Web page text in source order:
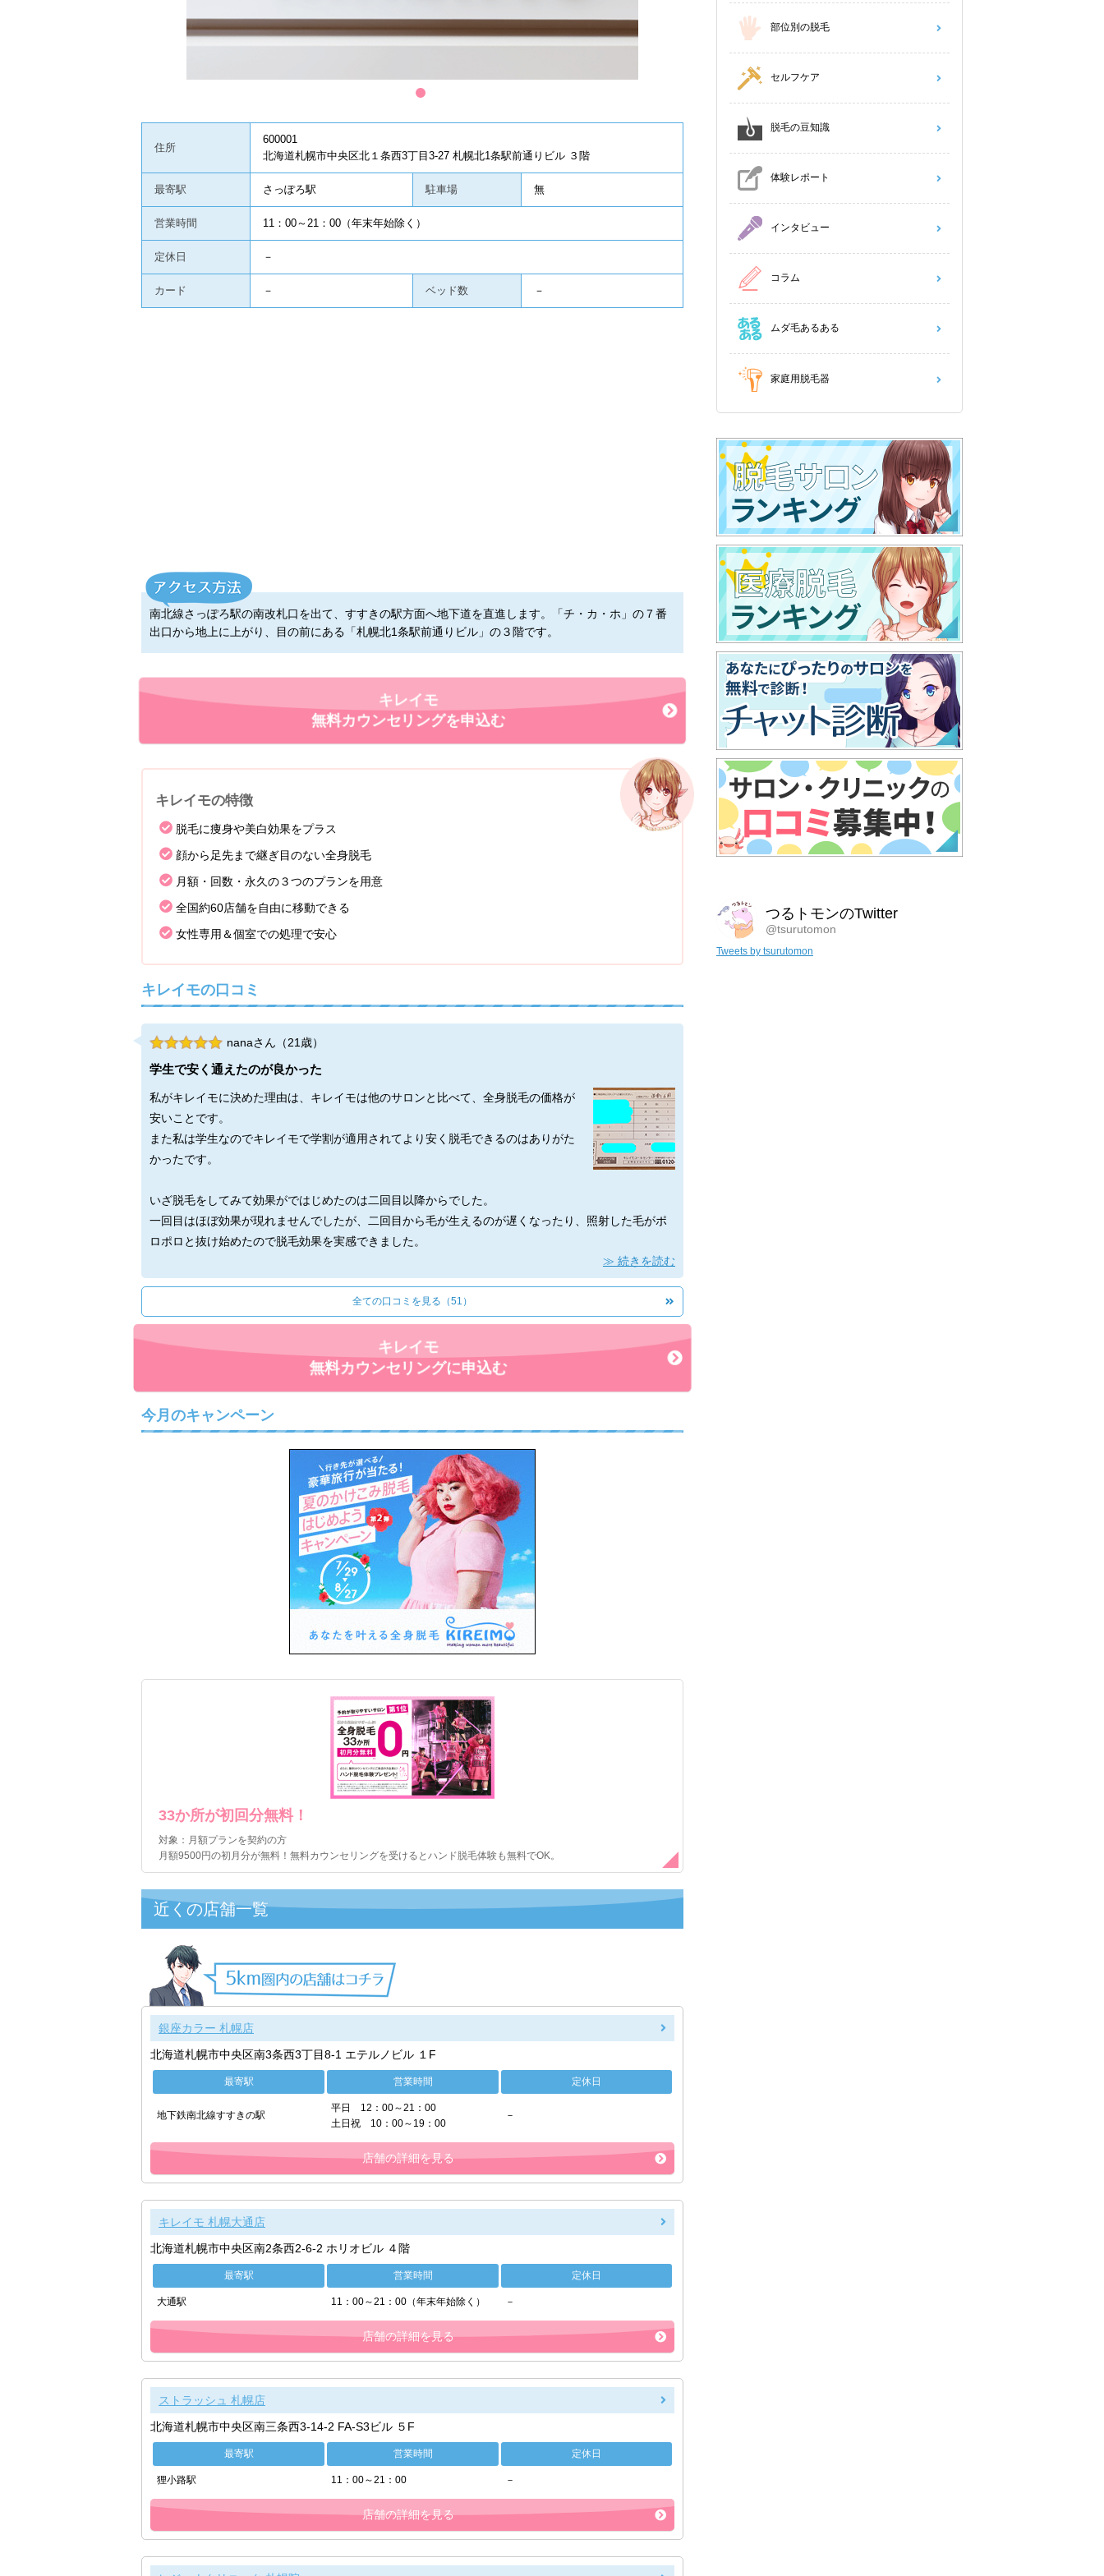
住所
600001
北海道札幌市中央区北１条西3丁目3-27 札幌北1条駅前通りビル ３階
最寄駅 さっぽろ駅 駐車場 無
営業時間 11：00～21：00（年末年始除く）
定休日 －
カード － ベッド数 －
南北線さっぽろ駅の南改札口を出て、すすきの駅方面へ地下道を直進します。「チ・カ・ホ」の７番
出口から地上に上がり、目の前にある「札幌北1条駅前通りビル」の３階です。
キレイモ
無料カウンセリングを申込む
キレイモの特徴
脱毛に痩身や美白効果をプラス
顔から足先まで継ぎ目のない全身脱毛
月額・回数・永久の３つのプランを用意
全国約60店舗を自由に移動できる
女性専用＆個室での処理で安心
キレイモの口コミ
nanaさん（21歳）
学生で安く通えたのが良かった
私がキレイモに決めた理由は、キレイモは他のサロンと比べて、全身脱毛の価格が
安いことです。
また私は学生なのでキレイモで学割が適用されてより安く脱毛できるのはありがた
かったです。
いざ脱毛をしてみて効果がではじめたのは二回目以降からでした。
一回目はほぼ効果が現れませんでしたが、二回目から毛が生えるのが遅くなったり、照射した毛がポ
ロポロと抜け始めたので脱毛効果を実感できました。
私は全身脱毛学割6回パックのプランで終了しました。
なぜなら脱毛の追加も考えましたが、毛の量が半分以下になったことや毛が細くなったので自己処理
で満足できるレベルまでになったからです。
しかし6回だと完全に毛が生えなくなるまでツルツルにはならないので、完全にツルツルな体を目指す
悩んでいる方はぜひ無料カウンセリングに行ってみてください。
実際行ってみたときの感想として、スタッフさんが親切でとても好印象でした。脱毛のしくみや料金
プランまで詳しく教えてくださいます。
キレイモでは無料カウンセリング時にハンド脱毛体験ができるので、気軽に訪れてみてください。
続きを読む
全ての口コミを見る（51）
キレイモ
無料カウンセリングに申込む
今月のキャンペーン
33か所が初回分無料！
対象：月額プランを契約の方
月額9500円の初月分が無料！無料カウンセリングを受けるとハンド脱毛体験も無料でOK。
近くの店舗一覧
銀座カラー 札幌店
北海道札幌市中央区南3条西3丁目8-1 エテルノビル １F
最寄駅 営業時間 定休日
地下鉄南北線すすきの駅
平日 12：00～21：00
土日祝 10：00～19：00
－
店舗の詳細を見る
キレイモ 札幌大通店
北海道札幌市中央区南2条西2-6-2 ホリオビル ４階
最寄駅 営業時間 定休日
大通駅 11：00～21：00（年末年始除く） －
店舗の詳細を見る
ストラッシュ 札幌店
北海道札幌市中央区南三条西3-14-2 FA-S3ビル ５F
最寄駅 営業時間 定休日
狸小路駅 11：00～21：00 －
店舗の詳細を見る
部位別の脱毛
セルフケア
脱毛の豆知識
体験レポート
インタビュー
コラム
ムダ毛あるある
家庭用脱毛器
つるトモンのTwitter
@tsurutomon
Tweets by tsurutomon